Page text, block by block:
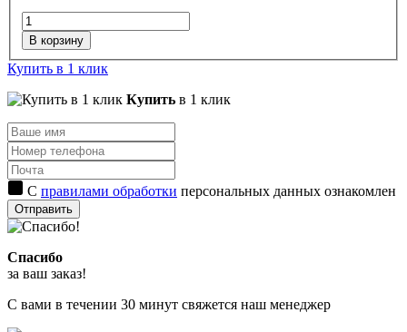
В корзину
Купить в 1 клик
Купить в 1 клик
С правилами обработки персональных данных ознакомлен
Отправить
Спасибо
за ваш заказ!
С вами в течении 30 минут свяжется наш менеджер